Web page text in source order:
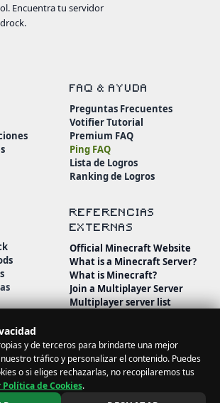
y de terceros para brindarte una mejor
tráfico y personalizar el contenido. Puedes
o si eliges rechazarlas, no recopilaremos tus
Política de Cookies.
Encuentra tu servidor
FAQ & AYUDA
Preguntas Frecuentes
Votifier Tutorial
Premium FAQ
Ping FAQ
Lista de Logros
Ranking de Logros
REFERENCIAS
EXTERNAS
Official Minecraft Website
What is a Minecraft Server?
What is Minecraft?
Join a Multiplayer Server
Multiplayer server list
Todos los derechos reservados.